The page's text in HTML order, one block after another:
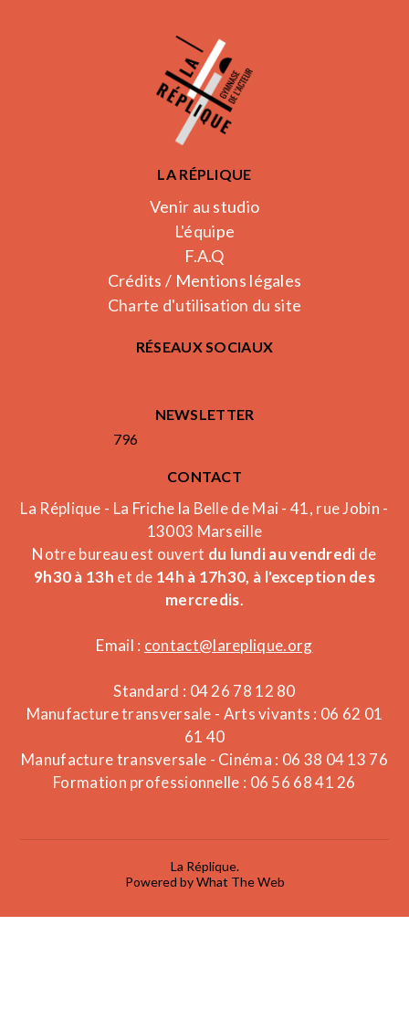
LA RÉPLIQUE
Venir au studio
L'équipe
F.A.Q
Crédits / Mentions légales
Charte d'utilisation du site
RÉSEAUX SOCIAUX
NEWSLETTER
796
CONTACT
La Réplique - La Friche la Belle de Mai - 41, rue Jobin -
13003 Marseille
Notre bureau est ouvert du lundi au vendredi de
9h30 à 13h et de 14h à 17h30, à l'exception des
mercredis.
Email : contact@lareplique.org
Standard : 04 26 78 12 80
Manufacture transversale - Arts vivants : 06 62 01
61 40
Manufacture transversale - Cinéma : 06 38 04 13 76
Formation professionnelle : 06 56 68 41 26
La Réplique.
Powered by What The Web